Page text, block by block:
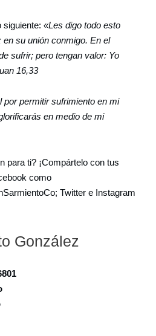
siguiente: «Les digo todo esto
su unión conmigo. En el
sufrir; pero tengan valor: Yo
16,33
por permitir sufrimiento en mi
en medio de mi
para ti? ¡Compártelo con tus
como
Twitter e Instagram
González